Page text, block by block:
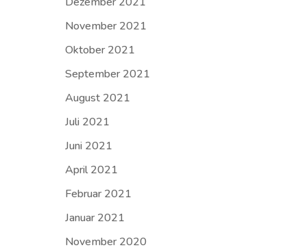
November 2021
Oktober 2021
September 2021
August 2021
Juli 2021
Juni 2021
April 2021
Februar 2021
Januar 2021
November 2020